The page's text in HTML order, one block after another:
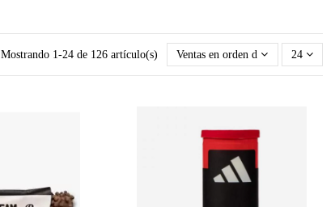
Mostrando 1-24 de 126 artículo(s) Ventas en orden decreciente
24